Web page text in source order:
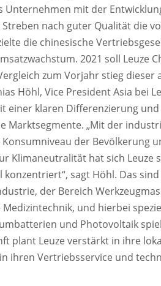
Unternehmen mit der
nach guter Qualität die
die chinesische
2021 soll Leuze
zum Vorjahr stieg dieser
Höhl, Vice President Asia bei
einer klaren Differenzierung
Marktsegmente. „Mit der
der Bevölkerung
Klimaneutralität hat sich Leuze
konzentriert“, sagt Höhl. Das
der Bereich
Medizintechnik, und hierbei
und Photovoltaik
plant Leuze verstärkt in ihre
ihren Vertriebsservice und